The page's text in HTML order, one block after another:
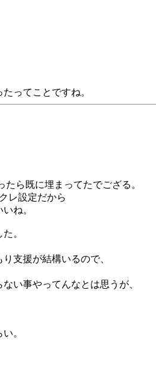
ってことですね。
ら既に埋まってたでござる。
レ設定だから
ね。
。
支援が結構いるので、
い事やってんなとは思うが、
。